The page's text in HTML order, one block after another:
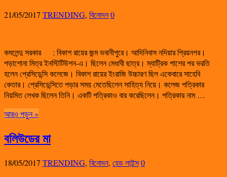
21/05/2017 TRENDING, বিনোদন0
কমলেন্দু সরকার : বিকাশ রায়ের জন্ম ভবানীপুরে। আদিনিবাস নদিয়ার প্রিয়নগর।
পড়াশোনা মিত্র ইনস্টিটিউশন-এ। ছিলেন মেধাবী ছাত্র। ম্যাট্রিক পাশের পর ভরতি
হলেন প্রেসিডেন্সি কলেজে। বিকাশ রায়ের ইংরাজি উচ্চারণ ছিল একেবারে সাহেবি
কেতার। প্রেসিডেন্সিতে পড়ার সময় মেতেছিলেন সাহিত্য নিয়ে। কলেজ পত্রিকার
নিয়মিত লেখক ছিলেন তিনি। একটি পত্রিকাও বার করেছিলেন। পত্রিকার নাম …
আরও পড়ুন »
বলিউডের মা
18/05/2017 TRENDING, বিনোদন, হেড লাইন্স0